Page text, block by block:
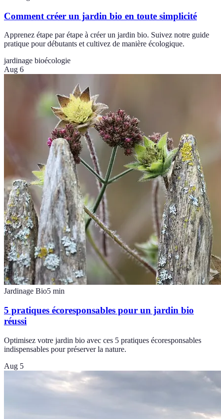
Comment créer un jardin bio en toute simplicité
Apprenez étape par étape à créer un jardin bio. Suivez notre guide
pratique pour débutants et cultivez de manière écologique.
jardinage bioécologie
Aug 6
Jardinage Bio5 min
5 pratiques écoresponsables pour un jardin bio
réussi
Optimisez votre jardin bio avec ces 5 pratiques écoresponsables
indispensables pour préserver la nature.
Aug 5